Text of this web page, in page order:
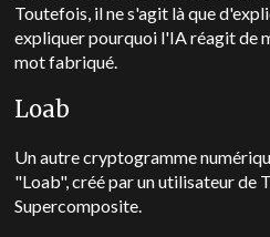
Toutefois, il ne s'agit là que
expliquer pourquoi l'IA réagit de
mot fabriqué.
Loab
Un autre cryptogramme
"Loab", créé par un utilisateur de
Supercomposite.